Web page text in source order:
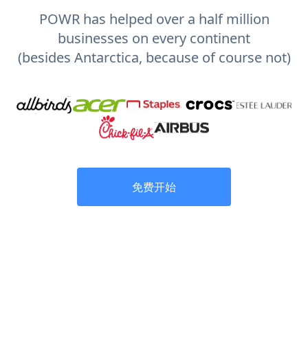
POWR has helped over a half million
businesses on every continent
(besides Antarctica, because of course not)
免费开始